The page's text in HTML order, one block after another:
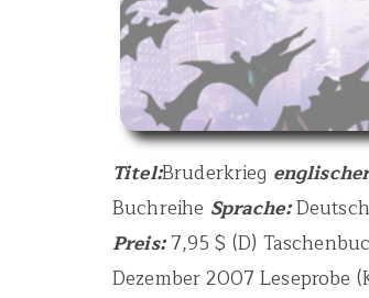
Titel:Bruderkrieg
Buchreihe Sprache:
Preis:7,95 $ (D)
Dezember 2007 Leseprobe